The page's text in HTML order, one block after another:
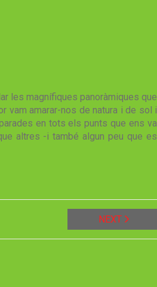
les magnífiques panoràmiques que
vam amarar-nos de natura i de sol i
en tots els punts que ens va
altres -i també algun peu que es
NEXT